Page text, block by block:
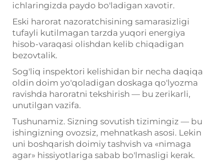
ichlaringizda paydo bo'ladigan xavotir.
Eski harorat nazoratchisining samarasizligi
tufayli kutilmagan tarzda yuqori energiya
hisob-varaqasi olishdan kelib chiqadigan
bezovtalik.
Sog'liq inspektori kelishidan bir necha daqiqa
oldin doim yo'qoladigan doskaga qo'lyozma
ravishda haroratni tekshirish — bu zerikarli,
unutilgan vazifa.
Tushunamiz. Sizning sovutish tizimingiz — bu
ishingizning ovozsiz, mehnatkash asosi. Lekin
uni boshqarish doimiy tashvish va «nimaga
agar» hissiyotlariga sabab bo'lmasligi kerak.